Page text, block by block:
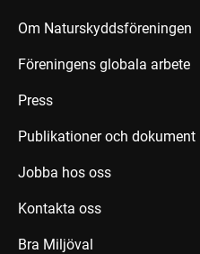
Om Naturskyddsföreningen
Föreningens globala arbete
Press
Publikationer och dokument
Jobba hos oss
Kontakta oss
Bra Miljöval